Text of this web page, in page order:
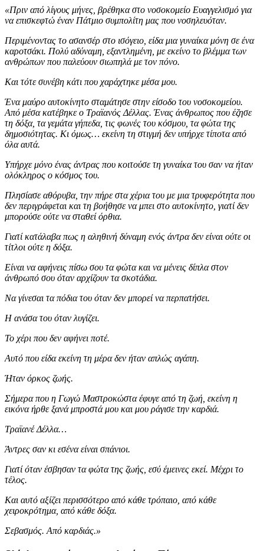
«Πριν από λίγους μήνες, βρέθηκα στο νοσοκομείο Ευαγγελισμό για
να επισκεφτώ έναν Πάτμιο συμπολίτη μας που νοσηλευόταν.
Περιμένοντας το ασανσέρ στο ισόγειο, είδα μια γυναίκα μόνη σε ένα
καροτσάκι. Πολύ αδύναμη, εξαντλημένη, με εκείνο το βλέμμα των
ανθρώπων που παλεύουν σιωπηλά με τον πόνο.
Και τότε συνέβη κάτι που χαράχτηκε μέσα μου.
Ένα μαύρο αυτοκίνητο σταμάτησε στην είσοδο του νοσοκομείου.
Από μέσα κατέβηκε ο Τραϊανός Δέλλας. Ένας άνθρωπος που έζησε
τη δόξα, τα γεμάτα γήπεδα, τις φωνές του κόσμου, τα φώτα της
δημοσιότητας. Κι όμως… εκείνη τη στιγμή δεν υπήρχε τίποτα από
όλα αυτά.
Υπήρχε μόνο ένας άντρας που κοιτούσε τη γυναίκα του σαν να ήταν
ολόκληρος ο κόσμος του.
Πλησίασε αθόρυβα, την πήρε στα χέρια του με μια τρυφερότητα που
δεν περιγράφεται και τη βοήθησε να μπει στο αυτοκίνητο, γιατί δεν
μπορούσε ούτε να σταθεί όρθια.
Γιατί κατάλαβα πως η αληθινή δύναμη ενός άντρα δεν είναι ούτε οι
τίτλοι ούτε η δόξα.
Είναι να αφήνεις πίσω σου τα φώτα και να μένεις δίπλα στον
άνθρωπό σου όταν αρχίζουν τα σκοτάδια.
Να γίνεσαι τα πόδια του όταν δεν μπορεί να περπατήσει.
Η ανάσα του όταν λυγίζει.
Το χέρι που δεν αφήνει ποτέ.
Αυτό που είδα εκείνη τη μέρα δεν ήταν απλώς αγάπη.
Ήταν όρκος ζωής.
Σήμερα που η Γωγώ Μαστροκώστα έφυγε από τη ζωή, εκείνη η
εικόνα ήρθε ξανά μπροστά μου και μου ράγισε την καρδιά.
Τραϊανέ Δέλλα…
Άντρες σαν κι εσένα είναι σπάνιοι.
Γιατί όταν έσβησαν τα φώτα της ζωής, εσύ έμεινες εκεί. Μέχρι το
τέλος.
Και αυτό αξίζει περισσότερο από κάθε τρόπαιο, από κάθε
χειροκρότημα, από κάθε δόξα.
Σεβασμός. Από καρδιάς.»